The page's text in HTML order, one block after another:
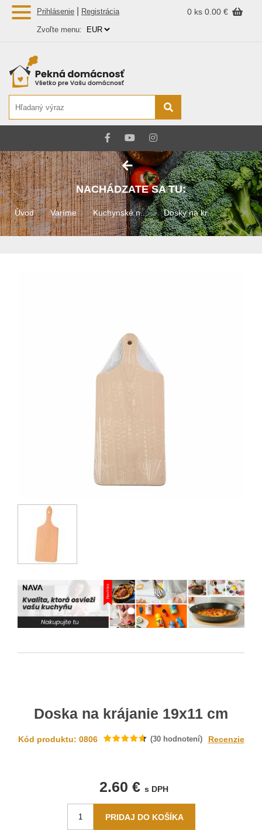
Prihlásenie Registrácia 0 ks 0.00 €
Zvoľte menu:
NACHÁDZATE SA TU:
Úvod Varíme Kuchynské n... Dosky na kr...
Doska na kr...
Doska na krájanie 19x11 cm
Kód produktu: 0806 (30hodnotení) Recenzie
2.60 € s DPH